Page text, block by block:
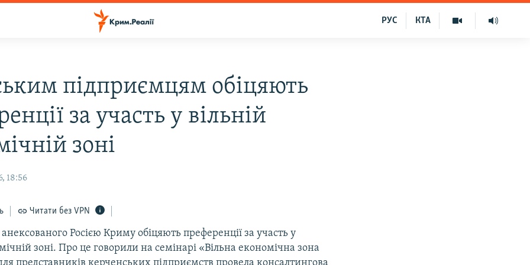
КТА
РУС
підприємцям обіцяють
за участь у вільній
зоні
18:56
Читати без VPN
Росією Криму обіцяють преференції за участь у
зоні. Про це говорили на семінарі «Вільна економічна зона